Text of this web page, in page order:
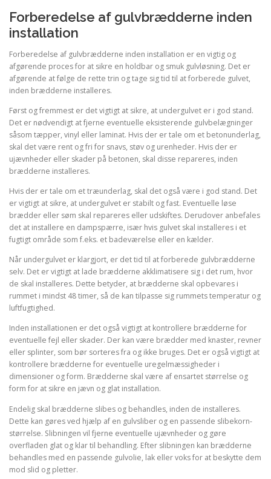
Forberedelse af gulvbrædderne inden
installation
Forberedelse af gulvbrædderne inden installation er en vigtig og
afgørende proces for at sikre en holdbar og smuk gulvløsning. Det er
afgørende at følge de rette trin og tage sig tid til at forberede gulvet,
inden brædderne installeres.
Først og fremmest er det vigtigt at sikre, at undergulvet er i god stand.
Det er nødvendigt at fjerne eventuelle eksisterende gulvbelægninger
såsom tæpper, vinyl eller laminat. Hvis der er tale om et betonunderlag,
skal det være rent og fri for snavs, støv og urenheder. Hvis der er
ujævnheder eller skader på betonen, skal disse repareres, inden
brædderne installeres.
Hvis der er tale om et træunderlag, skal det også være i god stand. Det
er vigtigt at sikre, at undergulvet er stabilt og fast. Eventuelle løse
brædder eller søm skal repareres eller udskiftes. Derudover anbefales
det at installere en dampspærre, især hvis gulvet skal installeres i et
fugtigt område som f.eks. et badeværelse eller en kælder.
Når undergulvet er klargjort, er det tid til at forberede gulvbrædderne
selv. Det er vigtigt at lade brædderne akklimatisere sig i det rum, hvor
de skal installeres. Dette betyder, at brædderne skal opbevares i
rummet i mindst 48 timer, så de kan tilpasse sig rummets temperatur og
luftfugtighed.
Inden installationen er det også vigtigt at kontrollere brædderne for
eventuelle fejl eller skader. Der kan være brædder med knaster, revner
eller splinter, som bør sorteres fra og ikke bruges. Det er også vigtigt at
kontrollere brædderne for eventuelle uregelmæssigheder i
dimensioner og form. Brædderne skal være af ensartet størrelse og
form for at sikre en jævn og glat installation.
Endelig skal brædderne slibes og behandles, inden de installeres.
Dette kan gøres ved hjælp af en gulvsliber og en passende slibekorn-
størrelse. Slibningen vil fjerne eventuelle ujævnheder og gøre
overfladen glat og klar til behandling. Efter slibningen kan brædderne
behandles med en passende gulvolie, lak eller voks for at beskytte dem
mod slid og pletter.